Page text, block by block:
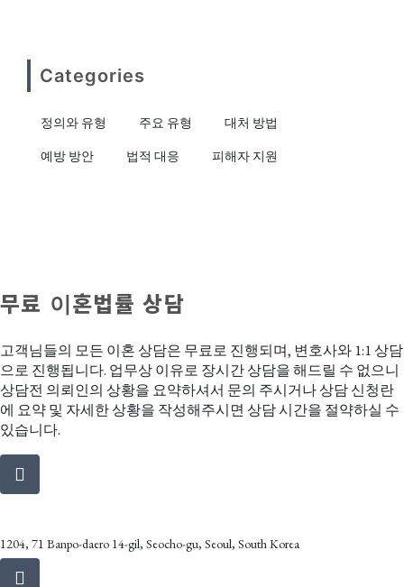
Categories
정의와 유형 주요 유형 대처 방법
예방 방안 법적 대응 피해자 지원
무료 이혼법률 상담
고객님들의 모든 이혼 상담은 무료로 진행되며, 변호사와 1:1 상담
으로 진행됩니다. 업무상 이유로 장시간 상담을 해드릴 수 없으니
상담전 의뢰인의 상황을 요약하셔서 문의 주시거나 상담 신청란
에 요약 및 자세한 상황을 작성해주시면 상담 시간을 절약하실 수
있습니다.
1204, 71 Banpo-daero 14-gil, Seocho-gu, Seoul, South Korea